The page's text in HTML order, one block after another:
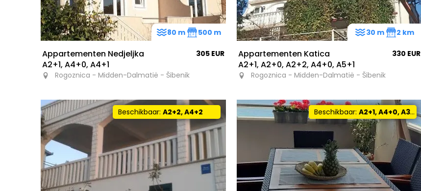
Appartementen Nedjeljka
A2+1, A4+0, A4+1
305 EUR
Rogoznica - Midden-Dalmatië - Šibenik
80 m 500 m
Appartementen Katica
A2+1, A2+0, A2+2, A4+0, A5+1
330 EUR
Rogoznica - Midden-Dalmatië - Šibenik
30 m 2 km
Beschikbaar:A2+2, A4+2 Beschikbaar:A2+1, A4+0, A3+1, A6+0